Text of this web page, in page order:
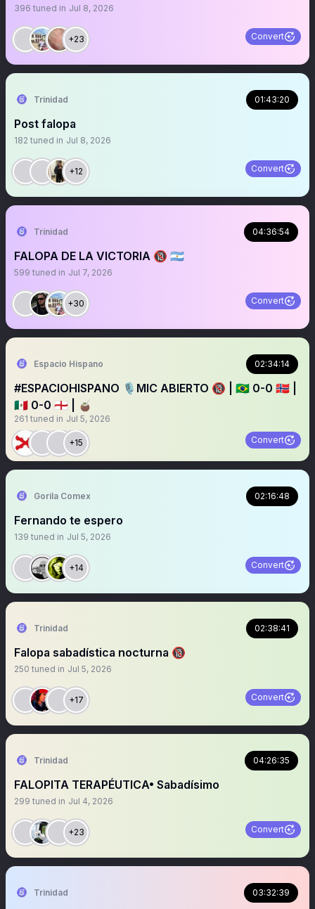
396 tuned in Jul 8, 2026
+23 Convert
Trinidad 01:43:20
Post falopa
182 tuned in Jul 8, 2026
+12 Convert
Trinidad 04:36:54
FALOPA DE LA VICTORIA 🔞 🇦🇷
599 tuned in Jul 7, 2026
+30 Convert
Espacio Hispano 02:34:14
#ESPACIOHISPANO 🎙️MIC ABIERTO 🔞 | 🇧🇷 0-0 🇳🇴 |
🇲🇽 0-0 🏴󠁧󠁢󠁥󠁮󠁧󠁿 | 🧉
261 tuned in Jul 5, 2026
+15 Convert
Gorila Comex 02:16:48
Fernando te espero
139 tuned in Jul 5, 2026
+14 Convert
Trinidad 02:38:41
Falopa sabadística nocturna 🔞
250 tuned in Jul 5, 2026
+17 Convert
Trinidad 04:26:35
FALOPITA TERAPÉUTICA• Sabadísimo
299 tuned in Jul 4, 2026
+23 Convert
Trinidad 03:32:39